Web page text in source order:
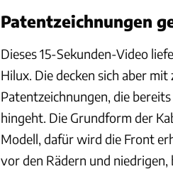
Patentzeichnungen
Dieses 15-Sekunden-Video
Hilux. Die decken sich aber
Patentzeichnungen, die
hingeht. Die Grundform der
Modell, dafür wird die Front
vor den Rädern und